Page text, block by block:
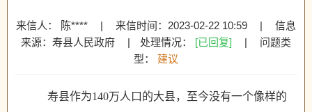
来信人： 陈**** | 来信时间：2023-02-22 10:59 |
信息
来源：寿县人民政府
| 处理情况： [已回复] |
问题类
型：
建议
寿县作为140万人口的大县，至今没有一个像样的